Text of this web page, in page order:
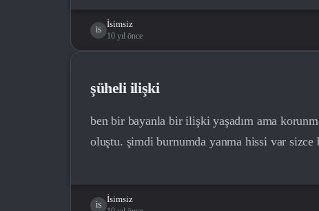
İS
İsimsiz
10 yıl önce
şüheli ilişki
ben bir bayanla bir ilişki yaşadım ama
oluştu. şimdi burnumda yanma hissi var sizce
İS
İsimsiz